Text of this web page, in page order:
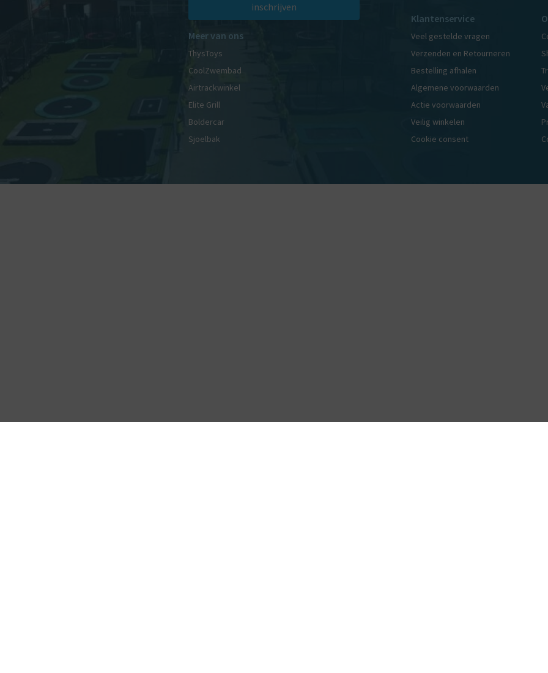
inschrijven
Meer van ons
ThysToys
CoolZwembad
Airtrackwinkel
Elite Grill
Boldercar
Sjoelbak
Klantenservice
Veel gestelde vragen
Verzenden en Retourneren
Bestelling afhalen
Algemene voorwaarden
Actie voorwaarden
Veilig winkelen
Cookie consent